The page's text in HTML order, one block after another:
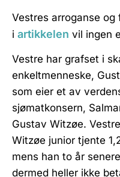
Vestres arroganse og
i artikkelen vil ingen
Vestre har grafset i
enkeltmenneske,
som eier et av
sjømatkonsern,
Gustav Witzøe.
Witzøe junior tjente
mens han to år
dermed heller ikke